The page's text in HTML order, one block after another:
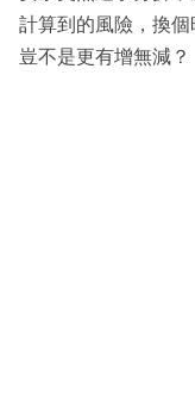
計算到的風險，換個
豈不是更有增無減？